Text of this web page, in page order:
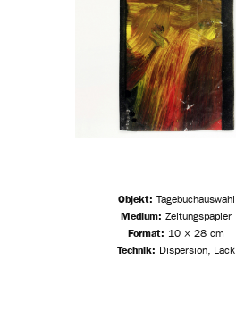
Objekt: Tagebuchauswahl
Medium: Zeitungspapier
Format: 10 × 28 cm
Technik: Dispersion, Lack